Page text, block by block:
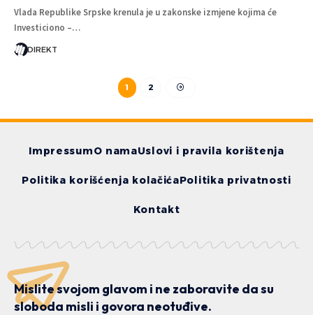
Vlada Republike Srpske krenula je u zakonske izmjene kojima će
Investiciono –…
DIREKT
1 2
ImpressumO namaUslovi i pravila korištenja
Politika korišćenja kolačićaPolitika privatnosti
Kontakt
Mislite svojom glavom i ne zaboravite da su
sloboda misli i govora neotuđive.